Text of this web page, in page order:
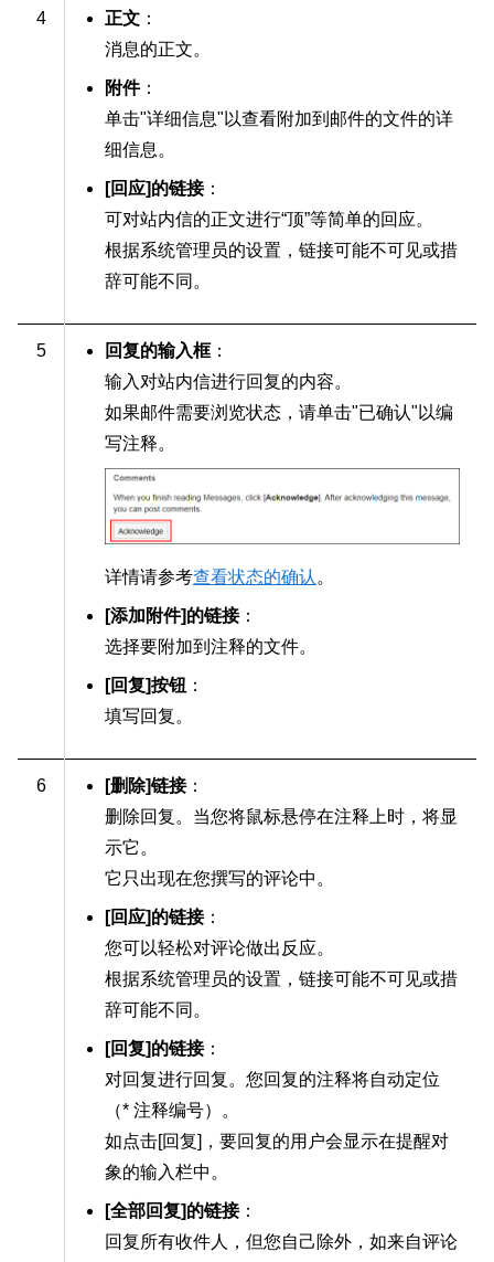
4 正文 ：
消息的正文。
附件：
单击"详细信息"以查看附加到邮件的文件的详
细信息。
[回应]的链接：
可对站内信的正文进行“顶”等简单的回应。
根据系统管理员的设置，链接可能不可见或措
辞可能不同。
5 回复的输入框：
输入对站内信进行回复的内容。
如果邮件需要浏览状态，请单击"已确认"以编
写注释。
详情请参考查看状态的确认 。
[添加附件]的链接：
选择要附加到注释的文件。
[回复]按钮 ：
填写回复。
6 [删除]链接：
删除回复。当您将鼠标悬停在注释上时，将显
示它。
它只出现在您撰写的评论中。
[回应]的链接：
您可以轻松对评论做出反应。
根据系统管理员的设置，链接可能不可见或措
辞可能不同。
[回复]的链接：
对回复进行回复。您回复的注释将自动定位
（* 注释编号）。
如点击[回复]，要回复的用户会显示在提醒对
象的输入栏中。
[全部回复]的链接：
回复所有收件人，但您自己除外，如来自评论